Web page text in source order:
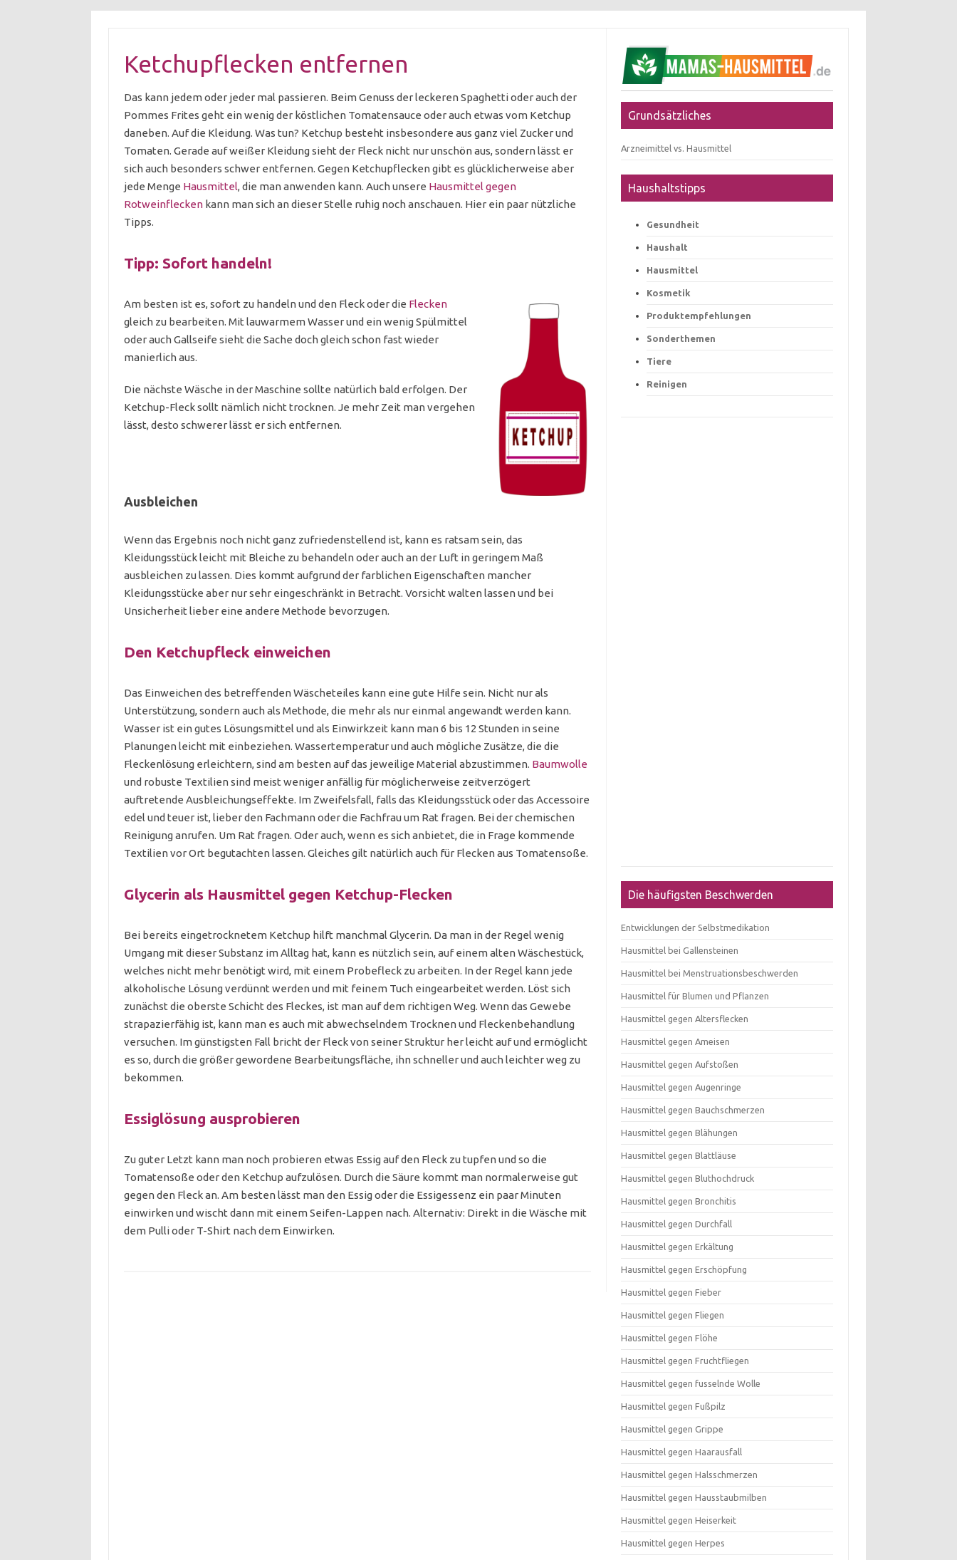
Ketchupflecken entfernen
Das kann jedem oder jeder mal passieren. Beim Genuss der leckeren Spaghetti oder auch der
Pommes Frites geht ein wenig der köstlichen Tomatensauce oder auch etwas vom Ketchup
daneben. Auf die Kleidung. Was tun? Ketchup besteht insbesondere aus ganz viel Zucker und
Tomaten. Gerade auf weißer Kleidung sieht der Fleck nicht nur unschön aus, sondern lässt er
sich auch besonders schwer entfernen. Gegen Ketchupflecken gibt es glücklicherweise aber
jede Menge Hausmittel, die man anwenden kann. Auch unsere Hausmittel gegen
Rotweinfleckenkann man sich an dieser Stelle ruhig noch anschauen. Hier ein paar nützliche
Tipps.
Tipp: Sofort handeln!
Am besten ist es, sofort zu handeln und den Fleck oder die Flecken
gleich zu bearbeiten. Mit lauwarmem Wasser und ein wenig Spülmittel
oder auch Gallseife sieht die Sache doch gleich schon fast wieder
manierlich aus.
Die nächste Wäsche in der Maschine sollte natürlich bald erfolgen. Der
Ketchup-Fleck sollt nämlich nicht trocknen. Je mehr Zeit man vergehen
lässt, desto schwerer lässt er sich entfernen.
Ausbleichen
Wenn das Ergebnis noch nicht ganz zufriedenstellend ist, kann es ratsam sein, das
Kleidungsstück leicht mit Bleiche zu behandeln oder auch an der Luft in geringem Maß
ausbleichen zu lassen. Dies kommt aufgrund der farblichen Eigenschaften mancher
Kleidungsstücke aber nur sehr eingeschränkt in Betracht. Vorsicht walten lassen und bei
Unsicherheit lieber eine andere Methode bevorzugen.
Den Ketchupfleck einweichen
Das Einweichen des betreffenden Wäscheteiles kann eine gute Hilfe sein. Nicht nur als
Unterstützung, sondern auch als Methode, die mehr als nur einmal angewandt werden kann.
Wasser ist ein gutes Lösungsmittel und als Einwirkzeit kann man 6 bis 12 Stunden in seine
Planungen leicht mit einbeziehen. Wassertemperatur und auch mögliche Zusätze, die die
Fleckenlösung erleichtern, sind am besten auf das jeweilige Material abzustimmen. Baumwolle
und robuste Textilien sind meist weniger anfällig für möglicherweise zeitverzögert
auftretende Ausbleichungseffekte. Im Zweifelsfall, falls das Kleidungsstück oder das Accessoire
edel und teuer ist, lieber den Fachmann oder die Fachfrau um Rat fragen. Bei der chemischen
Reinigung anrufen. Um Rat fragen. Oder auch, wenn es sich anbietet, die in Frage kommende
Textilien vor Ort begutachten lassen. Gleiches gilt natürlich auch für Flecken aus Tomatensoße.
Glycerin als Hausmittel gegen Ketchup-Flecken
Bei bereits eingetrocknetem Ketchup hilft manchmal Glycerin. Da man in der Regel wenig
Umgang mit dieser Substanz im Alltag hat, kann es nützlich sein, auf einem alten Wäschestück,
welches nicht mehr benötigt wird, mit einem Probefleck zu arbeiten. In der Regel kann jede
alkoholische Lösung verdünnt werden und mit feinem Tuch eingearbeitet werden. Löst sich
zunächst die oberste Schicht des Fleckes, ist man auf dem richtigen Weg. Wenn das Gewebe
strapazierfähig ist, kann man es auch mit abwechselndem Trocknen und Fleckenbehandlung
versuchen. Im günstigsten Fall bricht der Fleck von seiner Struktur her leicht auf und ermöglicht
es so, durch die größer gewordene Bearbeitungsfläche, ihn schneller und auch leichter weg zu
bekommen.
Essiglösung ausprobieren
Zu guter Letzt kann man noch probieren etwas Essig auf den Fleck zu tupfen und so die
Tomatensoße oder den Ketchup aufzulösen. Durch die Säure kommt man normalerweise gut
gegen den Fleck an. Am besten lässt man den Essig oder die Essigessenz ein paar Minuten
einwirken und wischt dann mit einem Seifen-Lappen nach. Alternativ: Direkt in die Wäsche mit
dem Pulli oder T-Shirt nach dem Einwirken.
Grundsätzliches
Arzneimittel vs. Hausmittel
Haushaltstipps
Gesundheit
Haushalt
Hausmittel
Kosmetik
Produktempfehlungen
Sonderthemen
Tiere
Reinigen
Die häufigsten Beschwerden
Entwicklungen der Selbstmedikation
Hausmittel bei Gallensteinen
Hausmittel bei Menstruationsbeschwerden
Hausmittel für Blumen und Pflanzen
Hausmittel gegen Altersflecken
Hausmittel gegen Ameisen
Hausmittel gegen Aufstoßen
Hausmittel gegen Augenringe
Hausmittel gegen Bauchschmerzen
Hausmittel gegen Blähungen
Hausmittel gegen Blattläuse
Hausmittel gegen Bluthochdruck
Hausmittel gegen Bronchitis
Hausmittel gegen Durchfall
Hausmittel gegen Erkältung
Hausmittel gegen Erschöpfung
Hausmittel gegen Fieber
Hausmittel gegen Fliegen
Hausmittel gegen Flöhe
Hausmittel gegen Fruchtfliegen
Hausmittel gegen fusselnde Wolle
Hausmittel gegen Fußpilz
Hausmittel gegen Grippe
Hausmittel gegen Haarausfall
Hausmittel gegen Halsschmerzen
Hausmittel gegen Hausstaubmilben
Hausmittel gegen Heiserkeit
Hausmittel gegen Herpes